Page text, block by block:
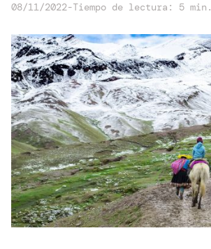
08/11/2022-Tiempo de lectura: 5 min.